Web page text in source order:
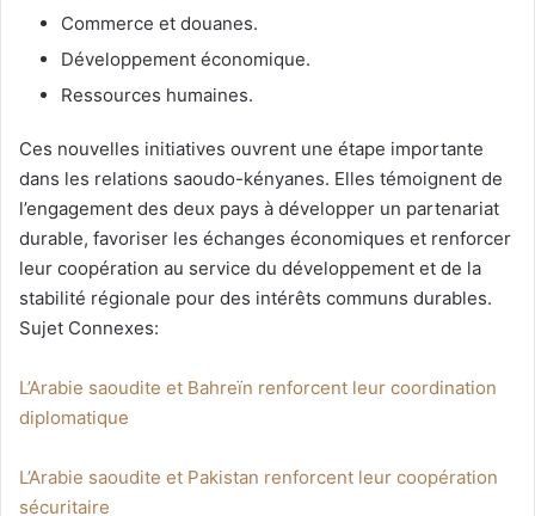
Commerce et douanes.
Développement économique.
Ressources humaines.
Ces nouvelles initiatives ouvrent une étape importante
dans les relations saoudo-kényanes. Elles témoignent de
l’engagement des deux pays à développer un partenariat
durable, favoriser les échanges économiques et renforcer
leur coopération au service du développement et de la
stabilité régionale pour des intérêts communs durables.
Sujet Connexes:
L’Arabie saoudite et Bahreïn renforcent leur coordination
diplomatique
L’Arabie saoudite et Pakistan renforcent leur coopération
sécuritaire